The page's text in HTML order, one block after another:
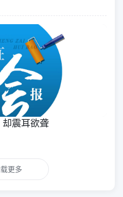
却震耳欲聋
更多